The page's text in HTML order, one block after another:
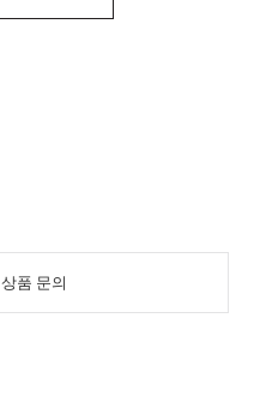
상품 문의